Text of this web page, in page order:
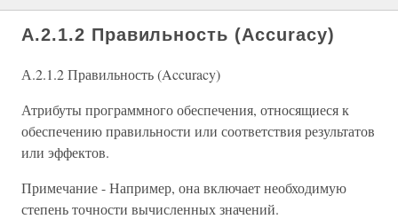
А.2.1.2 Правильность (Accuracy)
А.2.1.2 Правильность (Accuracy)
Атрибуты программного обеспечения, относящиеся к
обеспечению правильности или соответствия результатов
или эффектов.
Примечание - Например, она включает необходимую
степень точности вычисленных значений.